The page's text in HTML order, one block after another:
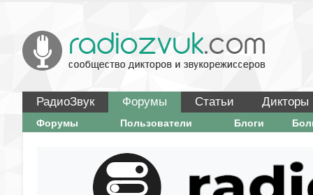
РадиоЗвук Форумы Статьи Дикторы
Форумы Пользователи Блоги